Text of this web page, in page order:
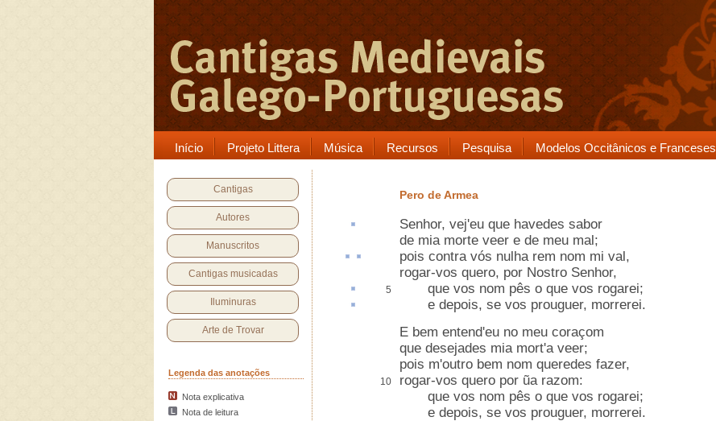
Início Projeto Littera Música Recursos Pesquisa Modelos Occitânicos e Franceses
Cantigas
Autores
Manuscritos
Cantigas musicadas
Iluminuras
Arte de Trovar
Legenda das anotações
Nota explicativa
Nota de leitura
Pero de Armea
Senhor, vej'eu que havedes sabor
de mia morte veer e de meu mal;
pois contravós nulha rem nom mi val,
rogar-vos quero, por Nostro Senhor,
5 que vos nom pês o que vos rogarei;
e depois, se vos prouguer, morrerei.
E bem entend'eu no meu coraçom
que desejades mia mort'a veer;
pois m'outro bem nom queredes fazer,
10
rogar-vos quero por ũa razom:
que vos nom pês o que vos rogarei;
e depois, se vos prouguer, morrerei.